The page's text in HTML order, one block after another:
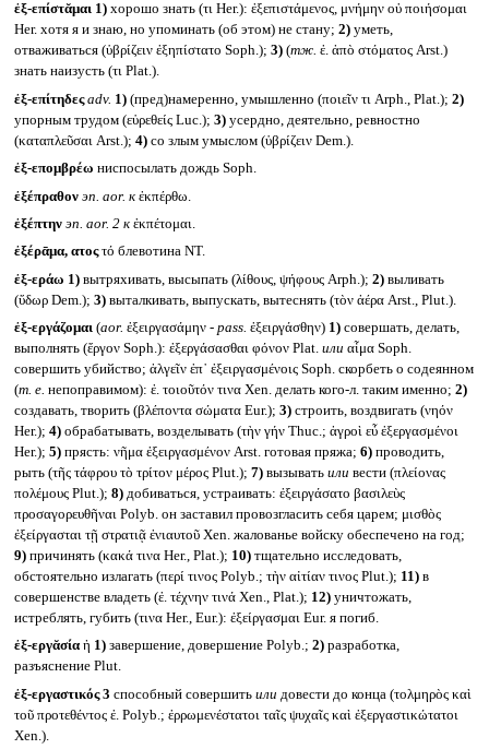
ἐξ-επίστᾰμαι 1)хорошо знать (τι Her.): ἐξεπιστάμενος, μνήμην οὐ ποιήσομαι
Her. хотя я и знаю, но упоминать (об этом) не стану; 2)уметь,
отваживаться (ὑβρίζειν ἐξηπίστατο Soph.); 3)(тж. ἐ. ἀπὸ στόματος Arst.)
знать наизусть (τι Plat.).
ἐξ-επίτηδες adv. 1)(пред)намеренно, умышленно (ποιεῖν τι Arph., Plat.); 2)
упорным трудом (εὑρεθείς Luc.); 3)усердно, деятельно, ревностно
(καταπλεῦσαι Arst.); 4)со злым умыслом (ὑβρίζειν Dem.).
ἐξ-επομβρέω ниспосылать дождь Soph.
ἐξέπραθον эп. aor. кἐκπέρθω.
ἐξέπτην эп. aor. 2 кἐκπέτομαι.
ἐξέρᾱμα, ατοςτό блевотина NT.
ἐξ-εράω 1)вытряхивать, высыпать (λίθους, ψήφους Arph.); 2)выливать
(ὕδωρ Dem.); 3)выталкивать, выпускать, вытеснять (τὸν ἀέρα Arst., Plut.).
ἐξ-εργάζομαι (aor. ἐξειργασάμην - pass. ἐξειργάσθην) 1)совершать, делать,
выполнять (ἔργον Soph.): ἐξεργάσασθαι φόνον Plat. или αἷμα Soph.
совершить убийство; ἀλγεῖν ἐπ᾽ ἐξειργασμένοις Soph. скорбеть о содеянном
(т. е. непоправимом): ἐ. τοιοῦτόν τινα Xen. делать кого-л. таким именно; 2)
создавать, творить (βλέποντα σώματα Eur.); 3)строить, воздвигать (νηόν
Her.); 4)обрабатывать, возделывать (τὴν γήν Thuc.; ἀγροὶ εὖ ἐξεργασμένοι
Her.); 5)прясть: νῆμα ἐξειργασμένον Arst. готовая пряжа; 6)проводить,
рыть (τῆς τάφρου τὸ τρίτον μέρος Plut.); 7)вызывать или вести (πλείονας
πολέμους Plut.); 8)добиваться, устраивать: ἐξειργάσατο βασιλεὺς
προσαγορευθῆναι Polyb. он заставил провозгласить себя царем; μισθὸς
ἐξείργασται τῇ στρατιᾷ ἐνιαυτοῦ Xen. жалованье войску обеспечено на год;
9)причинять (κακά τινα Her., Plat.); 10)тщательно исследовать,
обстоятельно излагать (περί τινος Polyb.; τὴν αἰτίαν τινος Plut.); 11)в
совершенстве владеть (ἐ. τέχνην τινά Xen., Plat.); 12)уничтожать,
истреблять, губить (τινα Her., Eur.): ἐξείργασμαι Eur. я погиб.
ἐξ-εργᾰσία ἡ 1)завершение, довершение Polyb.; 2)разработка,
разъяснение Plut.
ἐξ-εργαστικός 3 способный совершить или довести до конца (τολμηρὸς καὶ
τοῦ προτεθέντος ἐ. Polyb.; ἐρρωμενέστατοι ταῖς ψυχαῖς καὶ ἐξεργαστικώτατοι
Xen.).